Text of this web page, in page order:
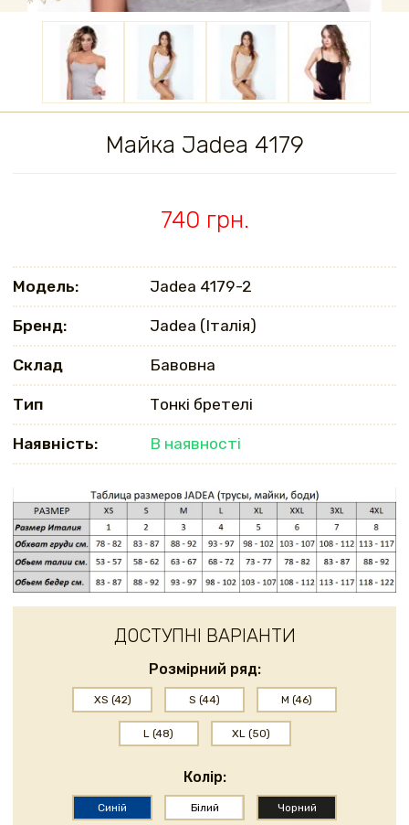
Майка Jadea 4179
740 грн.
Модель: Jadea 4179-2
Бренд: Jadea (Італія)
Склад Бавовна
Тип Тонкі бретелі
Наявність: В наявності
ДОСТУПНІ ВАРІАНТИ
Розмірний ряд:
XS (42) S (44) M (46)
L (48) XL (50)
Колір:
Синій Білий Чорний